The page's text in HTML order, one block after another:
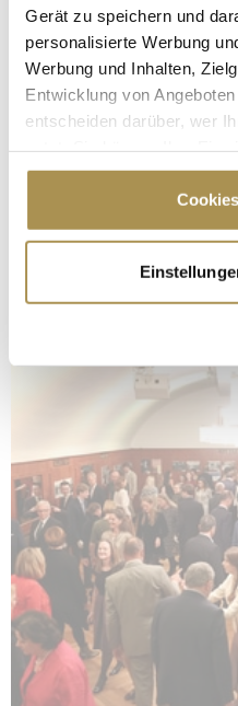
Gerät zu speichern und
personalisierte Werbung
Werbung und Inhalten,
Entwicklung von
entscheiden darüber, wer
Cookie-Erklärung oder
Trigger Symbol ändern oder
Informationen über
erfassen, welche bis
bestimmten
Erfahren Sie mehr
verarbeitet werden, und
Abschnitt Einzelheiten
Wir verwenden Cookies,
personalisieren,
zu können und die Zugriffe
analysieren. Außerdem
Verwendung unserer
soziale Medien, Werbung
Partner führen diese